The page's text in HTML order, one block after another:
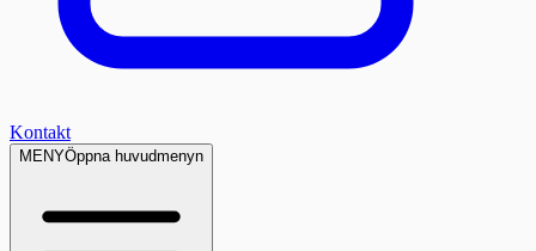
Kontakt
MENYÖppna huvudmenyn